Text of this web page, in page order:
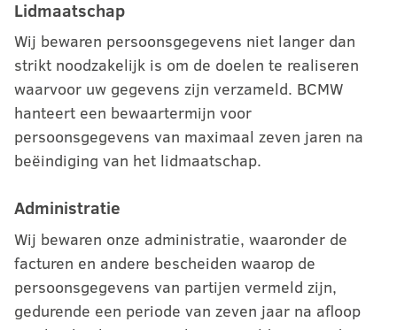
Lidmaatschap
Wij bewaren persoonsgegevens niet langer dan
strikt noodzakelijk is om de doelen te realiseren
waarvoor uw gegevens zijn verzameld. BCMW
hanteert een bewaartermijn voor
persoonsgegevens van maximaal zeven jaren na
beëindiging van het lidmaatschap.
Administratie
Wij bewaren onze administratie, waaronder de
facturen en andere bescheiden waarop de
persoonsgegevens van partijen vermeld zijn,
gedurende een periode van zeven jaar na afloop